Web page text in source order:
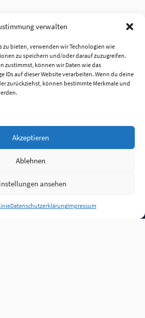
verwalten
zu bieten, verwenden wir Technologien wie
zu speichern und/oder darauf zuzugreifen.
zustimmst, können wir Daten wie das
IDs auf dieser Website verarbeiten. Wenn du deine
zurückziehst, können bestimmte Merkmale und
Akzeptieren
Ablehnen
ansehen
DatenschutzerklärungImpressum
FAQ Quellen